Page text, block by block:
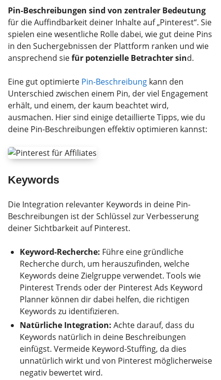
Pin-Beschreibungen sind von zentraler Bedeutung
für die Auffindbarkeit deiner Inhalte auf „Pinterest“. Sie
spielen eine wesentliche Rolle dabei, wie gut deine Pins
in den Suchergebnissen der Plattform ranken und wie
ansprechend siefür potenzielle Betrachter sind.
Eine gut optimierte Pin-Beschreibung kann den
Unterschied zwischen einem Pin, der viel Engagement
erhält, und einem, der kaum beachtet wird,
ausmachen. Hier sind einige detaillierte Tipps, wie du
deine Pin-Beschreibungen effektiv optimieren kannst:
Keywords
Die Integration relevanter Keywords in deine Pin-
Beschreibungen ist der Schlüssel zur Verbesserung
deiner Sichtbarkeit auf Pinterest.
Keyword-Recherche: Führe eine gründliche
Recherche durch, um herauszufinden, welche
Keywords deine Zielgruppe verwendet. Tools wie
Pinterest Trends oder der Pinterest Ads Keyword
Planner können dir dabei helfen, die richtigen
Keywords zu identifizieren.
Natürliche Integration: Achte darauf, dass du
Keywords natürlich in deine Beschreibungen
einfügst. Vermeide Keyword-Stuffing, da dies
unnatürlich wirkt und von Pinterest möglicherweise
negativ bewertet wird.